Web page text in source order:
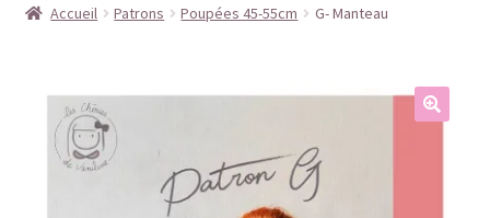
Contact
Mentions légales
Accueil Patrons Poupées 45-55cm G- Manteau